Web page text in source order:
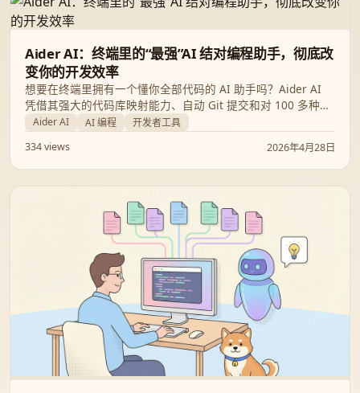
Aider AI：终端里的“最强”AI 结对编程助手，彻底改
变你的开发效率
想要在终端里拥有一个懂你全部代码的 AI 助手吗？Aider AI
凭借其强大的代码库映射能力、自动 Git 提交和对 100 多种语
言的支持，正成为开发者的新宠。本文将深入解析 Aider 的核
Aider AI AI 编程
开发者工具
334 views
2026年4月28日